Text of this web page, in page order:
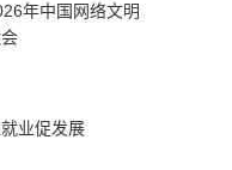
年中国网络文明
业促发展